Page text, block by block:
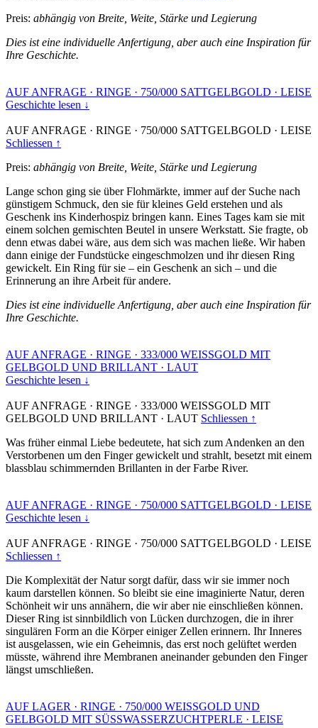
Preis: abhängig von Breite, Weite, Stärke und Legierung
Dies ist eine individuelle Anfertigung, aber auch eine Inspiration für
Ihre Geschichte.
AUF ANFRAGE · RINGE · 750/000 SATTGELBGOLD · LEISE
Geschichte lesen ↓
AUF ANFRAGE · RINGE · 750/000 SATTGELBGOLD · LEISE
Schliessen ↑
Preis: abhängig von Breite, Weite, Stärke und Legierung
Lange schon ging sie über Flohmärkte, immer auf der Suche nach
günstigem Schmuck, den sie für kleines Geld erstehen und als
Geschenk ins Kinderhospiz bringen kann. Eines Tages kam sie mit
einem solchen gemischten Beutel in unsere Werkstatt. Sie fragte, ob
denn etwas dabei wäre, aus dem sich was machen ließe. Wir haben
dann einige der Fundstücke eingeschmolzen und ihr diesen Ring
gewickelt. Ein Ring für sie – ein Geschenk an sich – und die
Erinnerung an ihre Arbeit für andere.
Dies ist eine individuelle Anfertigung, aber auch eine Inspiration für
Ihre Geschichte.
AUF ANFRAGE · RINGE · 333/000 WEISSGOLD MIT
GELBGOLD UND BRILLANT · LAUT
Geschichte lesen ↓
AUF ANFRAGE · RINGE · 333/000 WEISSGOLD MIT
GELBGOLD UND BRILLANT · LAUT Schliessen ↑
Was früher einmal Liebe bedeutete, hat sich zum Andenken an den
Verstorbenen um den Finger gewickelt und strahlt, besetzt mit einem
blassblau schimmernden Brillanten in der Farbe River.
AUF ANFRAGE · RINGE · 750/000 SATTGELBGOLD · LEISE
Geschichte lesen ↓
AUF ANFRAGE · RINGE · 750/000 SATTGELBGOLD · LEISE
Schliessen ↑
Die Komplexität der Natur sorgt dafür, dass wir sie immer noch
kaum darstellen können. So bleibt sie eine imaginierte Natur, deren
Schönheit wir uns annähern, die wir aber nie einschließen können.
Dieser Ring ist sinnbildlich von Lücken durchzogen, die in ihrer
singulären Form an die Körper einiger Zellen erinnern. Ihr Inneres
ist ausgelassen, wie ein Geheimnis, das erst noch gelüftet werden
müsste, während ihre Membranen aneinander gebunden den Finger
längst umschließen.
AUF LAGER · RINGE · 750/000 WEISSGOLD UND
GELBGOLD MIT SÜSSWASSERZUCHTPERLE · LEISE